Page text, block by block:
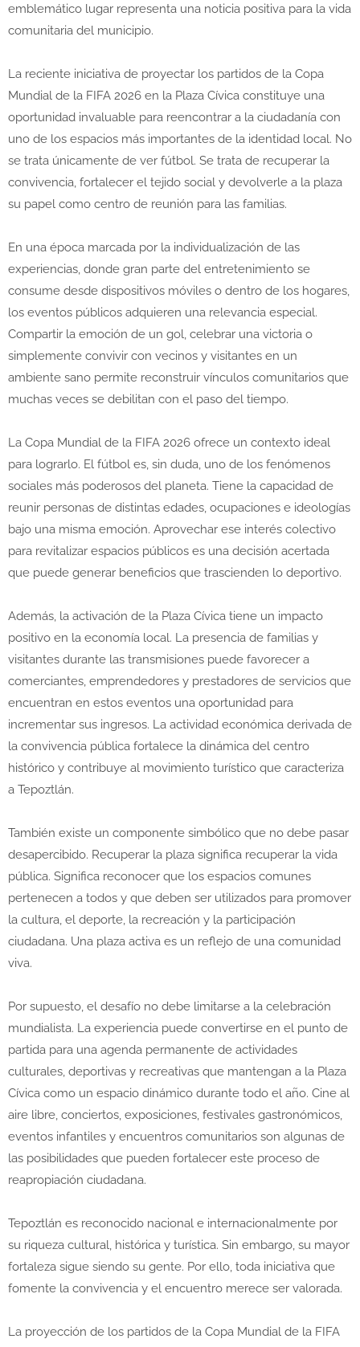
emblemático lugar representa una noticia positiva para la vida
comunitaria del municipio.
La reciente iniciativa de proyectar los partidos de la Copa
Mundial de la FIFA 2026 en la Plaza Cívica constituye una
oportunidad invaluable para reencontrar a la ciudadanía con
uno de los espacios más importantes de la identidad local. No
se trata únicamente de ver fútbol. Se trata de recuperar la
convivencia, fortalecer el tejido social y devolverle a la plaza
su papel como centro de reunión para las familias.
En una época marcada por la individualización de las
experiencias, donde gran parte del entretenimiento se
consume desde dispositivos móviles o dentro de los hogares,
los eventos públicos adquieren una relevancia especial.
Compartir la emoción de un gol, celebrar una victoria o
simplemente convivir con vecinos y visitantes en un
ambiente sano permite reconstruir vínculos comunitarios que
muchas veces se debilitan con el paso del tiempo.
La Copa Mundial de la FIFA 2026 ofrece un contexto ideal
para lograrlo. El fútbol es, sin duda, uno de los fenómenos
sociales más poderosos del planeta. Tiene la capacidad de
reunir personas de distintas edades, ocupaciones e ideologías
bajo una misma emoción. Aprovechar ese interés colectivo
para revitalizar espacios públicos es una decisión acertada
que puede generar beneficios que trascienden lo deportivo.
Además, la activación de la Plaza Cívica tiene un impacto
positivo en la economía local. La presencia de familias y
visitantes durante las transmisiones puede favorecer a
comerciantes, emprendedores y prestadores de servicios que
encuentran en estos eventos una oportunidad para
incrementar sus ingresos. La actividad económica derivada de
la convivencia pública fortalece la dinámica del centro
histórico y contribuye al movimiento turístico que caracteriza
a Tepoztlán.
También existe un componente simbólico que no debe pasar
desapercibido. Recuperar la plaza significa recuperar la vida
pública. Significa reconocer que los espacios comunes
pertenecen a todos y que deben ser utilizados para promover
la cultura, el deporte, la recreación y la participación
ciudadana. Una plaza activa es un reflejo de una comunidad
viva.
Por supuesto, el desafío no debe limitarse a la celebración
mundialista. La experiencia puede convertirse en el punto de
partida para una agenda permanente de actividades
culturales, deportivas y recreativas que mantengan a la Plaza
Cívica como un espacio dinámico durante todo el año. Cine al
aire libre, conciertos, exposiciones, festivales gastronómicos,
eventos infantiles y encuentros comunitarios son algunas de
las posibilidades que pueden fortalecer este proceso de
reapropiación ciudadana.
Tepoztlán es reconocido nacional e internacionalmente por
su riqueza cultural, histórica y turística. Sin embargo, su mayor
fortaleza sigue siendo su gente. Por ello, toda iniciativa que
fomente la convivencia y el encuentro merece ser valorada.
La proyección de los partidos de la Copa Mundial de la FIFA